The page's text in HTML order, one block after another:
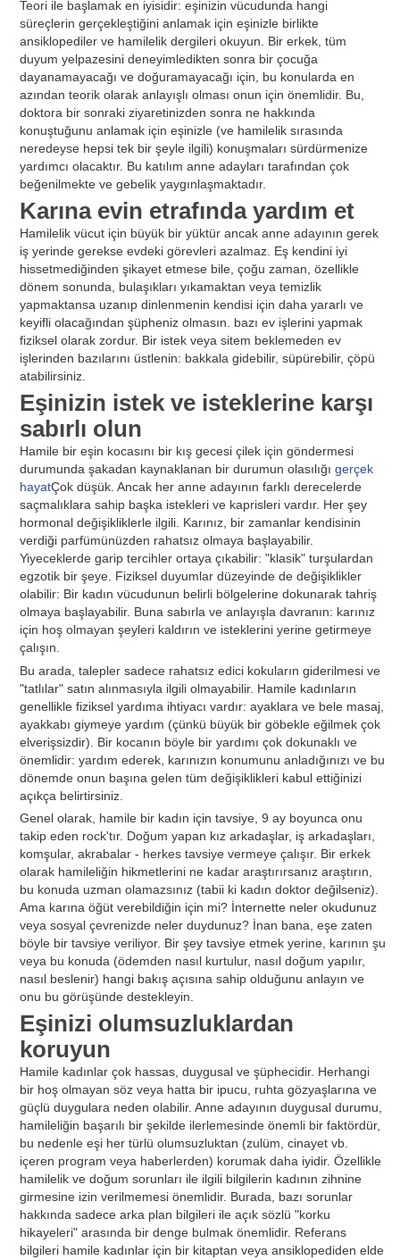
Teori ile başlamak en iyisidir: eşinizin vücudunda hangi
süreçlerin gerçekleştiğini anlamak için eşinizle birlikte
ansiklopediler ve hamilelik dergileri okuyun. Bir erkek, tüm
duyum yelpazesini deneyimledikten sonra bir çocuğa
dayanamayacağı ve doğuramayacağı için, bu konularda en
azından teorik olarak anlayışlı olması onun için önemlidir. Bu,
doktora bir sonraki ziyaretinizden sonra ne hakkında
konuştuğunu anlamak için eşinizle (ve hamilelik sırasında
neredeyse hepsi tek bir şeyle ilgili) konuşmaları sürdürmenize
yardımcı olacaktır. Bu katılım anne adayları tarafından çok
beğenilmekte ve gebelik yaygınlaşmaktadır.
Karına evin etrafında yardım et
Hamilelik vücut için büyük bir yüktür ancak anne adayının gerek
iş yerinde gerekse evdeki görevleri azalmaz. Eş kendini iyi
hissetmediğinden şikayet etmese bile, çoğu zaman, özellikle
dönem sonunda, bulaşıkları yıkamaktan veya temizlik
yapmaktansa uzanıp dinlenmenin kendisi için daha yararlı ve
keyifli olacağından şüpheniz olmasın. bazı ev işlerini yapmak
fiziksel olarak zordur. Bir istek veya sitem beklemeden ev
işlerinden bazılarını üstlenin: bakkala gidebilir, süpürebilir, çöpü
atabilirsiniz.
Eşinizin istek ve isteklerine karşı
sabırlı olun
Hamile bir eşin kocasını bir kış gecesi çilek için göndermesi
durumunda şakadan kaynaklanan bir durumun olasılığı gerçek
hayatÇok düşük. Ancak her anne adayının farklı derecelerde
saçmalıklara sahip başka istekleri ve kaprisleri vardır. Her şey
hormonal değişikliklerle ilgili. Karınız, bir zamanlar kendisinin
verdiği parfümünüzden rahatsız olmaya başlayabilir.
Yiyeceklerde garip tercihler ortaya çıkabilir: "klasik" turşulardan
egzotik bir şeye. Fiziksel duyumlar düzeyinde de değişiklikler
olabilir: Bir kadın vücudunun belirli bölgelerine dokunarak tahriş
olmaya başlayabilir. Buna sabırla ve anlayışla davranın: karınız
için hoş olmayan şeyleri kaldırın ve isteklerini yerine getirmeye
çalışın.
Bu arada, talepler sadece rahatsız edici kokuların giderilmesi ve
"tatlılar" satın alınmasıyla ilgili olmayabilir. Hamile kadınların
genellikle fiziksel yardıma ihtiyacı vardır: ayaklara ve bele masaj,
ayakkabı giymeye yardım (çünkü büyük bir göbekle eğilmek çok
elverişsizdir). Bir kocanın böyle bir yardımı çok dokunaklı ve
önemlidir: yardım ederek, karınızın konumunu anladığınızı ve bu
dönemde onun başına gelen tüm değişiklikleri kabul ettiğinizi
açıkça belirtirsiniz.
Genel olarak, hamile bir kadın için tavsiye, 9 ay boyunca onu
takip eden rock'tır. Doğum yapan kız arkadaşlar, iş arkadaşları,
komşular, akrabalar - herkes tavsiye vermeye çalışır. Bir erkek
olarak hamileliğin hikmetlerini ne kadar araştırırsanız araştırın,
bu konuda uzman olamazsınız (tabii ki kadın doktor değilseniz).
Ama karına öğüt verebildiğin için mi? İnternette neler okudunuz
veya sosyal çevrenizde neler duydunuz? İnan bana, eşe zaten
böyle bir tavsiye veriliyor. Bir şey tavsiye etmek yerine, karının şu
veya bu konuda (ödemden nasıl kurtulur, nasıl doğum yapılır,
nasıl beslenir) hangi bakış açısına sahip olduğunu anlayın ve
onu bu görüşünde destekleyin.
Eşinizi olumsuzluklardan
koruyun
Hamile kadınlar çok hassas, duygusal ve şüphecidir. Herhangi
bir hoş olmayan söz veya hatta bir ipucu, ruhta gözyaşlarına ve
güçlü duygulara neden olabilir. Anne adayının duygusal durumu,
hamileliğin başarılı bir şekilde ilerlemesinde önemli bir faktördür,
bu nedenle eşi her türlü olumsuzluktan (zulüm, cinayet vb.
içeren program veya haberlerden) korumak daha iyidir. Özellikle
hamilelik ve doğum sorunları ile ilgili bilgilerin kadının zihnine
girmesine izin verilmemesi önemlidir. Burada, bazı sorunlar
hakkında sadece arka plan bilgileri ile açık sözlü "korku
hikayeleri" arasında bir denge bulmak önemlidir. Referans
bilgileri hamile kadınlar için bir kitaptan veya ansiklopediden elde